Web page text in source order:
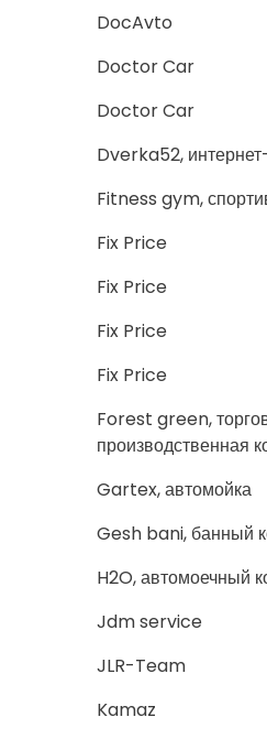
DocAvto
Doctor Car
Doctor Car
Dverka52,
Fitness gym,
Fix Price
Fix Price
Fix Price
Fix Price
Forest green,
производственная
Gartex, автомойка
Gesh bani, банный
H2O, автомоечный
Jdm service
JLR-Team
Kamaz